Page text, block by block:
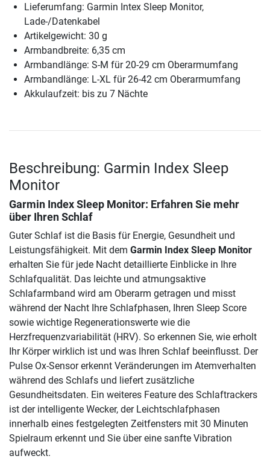
Lieferumfang: Garmin Intex Sleep Monitor,
Lade-/Datenkabel
Artikelgewicht: 30 g
Armbandbreite: 6,35 cm
Armbandlänge: S-M für 20-29 cm Oberarmumfang
Armbandlänge: L-XL für 26-42 cm Oberarmumfang
Akkulaufzeit: bis zu 7 Nächte
Beschreibung: Garmin Index Sleep
Monitor
Garmin Index Sleep Monitor: Erfahren Sie mehr
über Ihren Schlaf
Guter Schlaf ist die Basis für Energie, Gesundheit und
Leistungsfähigkeit. Mit dem Garmin Index Sleep Monitor
erhalten Sie für jede Nacht detaillierte Einblicke in Ihre
Schlafqualität. Das leichte und atmungsaktive
Schlafarmband wird am Oberarm getragen und misst
während der Nacht Ihre Schlafphasen, Ihren Sleep Score
sowie wichtige Regenerationswerte wie die
Herzfrequenzvariabilität (HRV). So erkennen Sie, wie erholt
Ihr Körper wirklich ist und was Ihren Schlaf beeinflusst. Der
Pulse Ox-Sensor erkennt Veränderungen im Atemverhalten
während des Schlafs und liefert zusätzliche
Gesundheitsdaten. Ein weiteres Feature des Schlaftrackers
ist der intelligente Wecker, der Leichtschlafphasen
innerhalb eines festgelegten Zeitfensters mit 30 Minuten
Spielraum erkennt und Sie über eine sanfte Vibration
aufweckt.